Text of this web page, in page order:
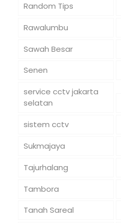
Random Tips
Rawalumbu
Sawah Besar
Senen
service cctv jakarta
selatan
sistem cctv
Sukmajaya
Tajurhalang
Tambora
Tanah Sareal